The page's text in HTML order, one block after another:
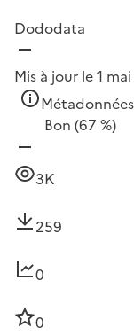
Dododata
Mis à jour le 1
Bon (67 %)
3K
259
0
0